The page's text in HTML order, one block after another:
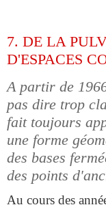
7. DE LA
D'ESPACES
A partir de
pas dire trop
fait toujours
une forme
des bases
des points
Au cours des